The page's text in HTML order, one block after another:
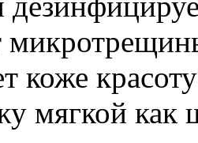
коже
мягкой как